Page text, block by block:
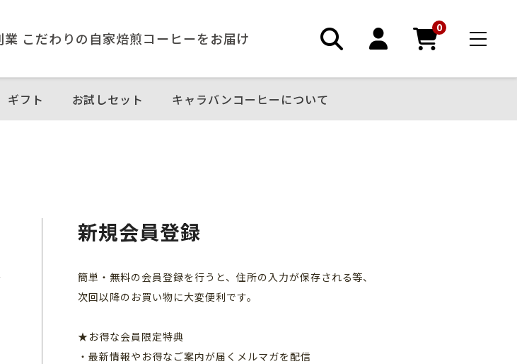
こだわりの⾃家焙煎コーヒーをお届け
0
ギフト お試しセット キャラバンコーヒーについて
新規会員登録
簡単・無料の会員登録を行うと、住所の入力が保存される等、
次回以降のお買い物に大変便利です。
★お得な会員限定特典
・最新情報やお得なご案内が届くメルマガを配信